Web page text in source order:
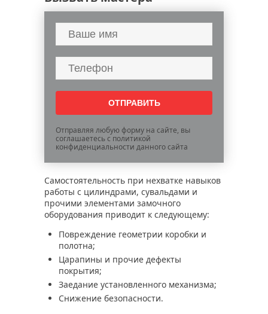
Отправляя любую форму на сайте, вы
соглашаетесь с политикой
конфиденциальности данного сайта
Самостоятельность при нехватке навыков
работы с цилиндрами, сувальдами и
прочими элементами замочного
оборудования приводит к следующему:
Повреждение геометрии коробки и
полотна;
Царапины и прочие дефекты
покрытия;
Заедание установленного механизма;
Снижение безопасности.